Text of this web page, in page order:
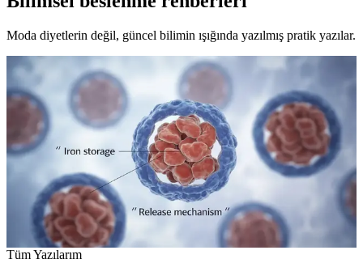
Moda diyetlerin değil, güncel bilimin ışığında yazılmış pratik yazılar.
Öne Çıkan
Beslenme Bilimi ve Sağlık
Ferritin Neden Yükselmez?
Takviye alıyorsunuz, ıspanak yiyorsunuz, ama ferritin bir türlü
çıkmıyor.
Emilimi engelleyen gizli faktörler, heme ve non-heme
demir farkı ve demir depolarını kalıcı olarak artırmak için kanıta
dayalı stratejiler.
Uzm. Dyt. Deniz Eriş
Yazıyı oku
Tüm Yazılarım